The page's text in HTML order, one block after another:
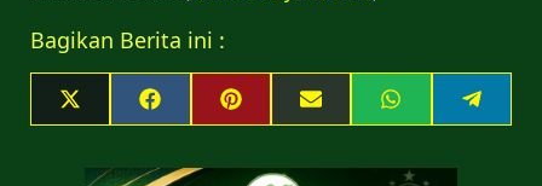
Bagikan Berita ini :